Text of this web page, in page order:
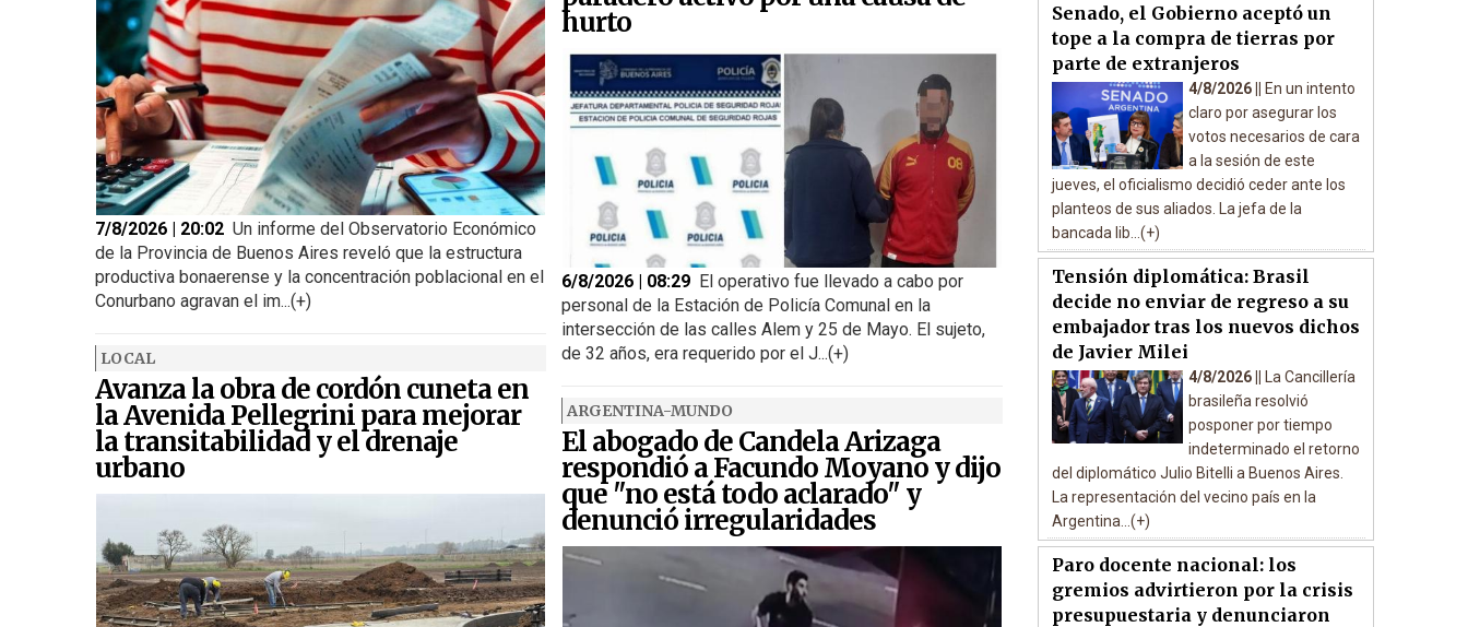
7/8/2026 | 20:02 Un informe del Observatorio Económico
de la Provincia de Buenos Aires reveló que la estructura
productiva bonaerense y la concentración poblacional en el
Conurbano agravan el im...(+)
LOCAL
Avanza la obra de cordón cuneta en
la Avenida Pellegrini para mejorar
la transitabilidad y el drenaje
urbano
hurto
6/8/2026 | 08:29 El operativo fue llevado a cabo por
personal de la Estación de Policía Comunal en la
intersección de las calles Alem y 25 de Mayo. El sujeto,
de 32 años, era requerido por el J...(+)
ARGENTINA-MUNDO
El abogado de Candela Arizaga
respondió a Facundo Moyano y dijo
que "no está todo aclarado" y
denunció irregularidades
Senado, el Gobierno aceptó un
tope a la compra de tierras por
parte de extranjeros
4/8/2026 ||
En un intento
claro por asegurar los
votos necesarios de cara
a la sesión de este
jueves, el oficialismo decidió ceder ante los
planteos de sus aliados. La jefa de la
bancada lib...(+)
Tensión diplomática: Brasil
decide no enviar de regreso a su
embajador tras los nuevos dichos
de Javier Milei
4/8/2026 ||
La Cancillería
brasileña resolvió
posponer por tiempo
indeterminado el retorno
del diplomático Julio Bitelli a Buenos Aires.
La representación del vecino país en la
Argentina...(+)
Paro docente nacional: los
gremios advirtieron por la crisis
presupuestaria y denunciaron